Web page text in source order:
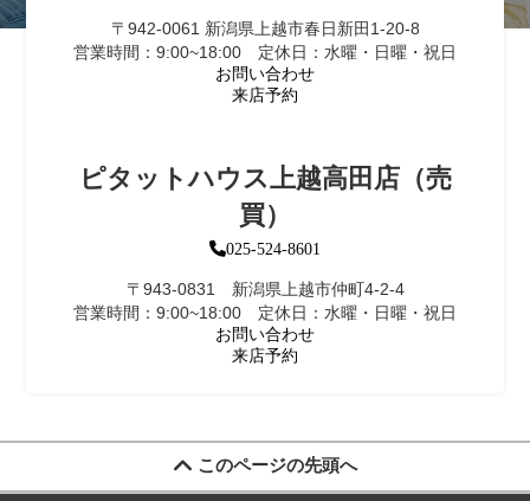
〒942-0061 新潟県上越市春日新田1-20-8
営業時間：9:00~18:00 定休日：水曜・日曜・祝日
お問い合わせ
来店予約
ピタットハウス上越高田店（売
買）
025-524-8601
〒943-0831 新潟県上越市仲町4-2-4
営業時間：9:00~18:00 定休日：水曜・日曜・祝日
お問い合わせ
来店予約
このページの先頭へ